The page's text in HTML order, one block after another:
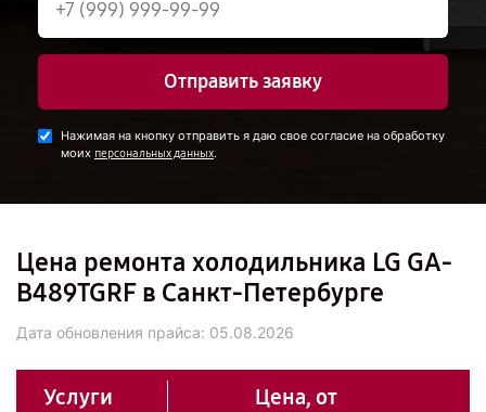
Отправить заявку
Нажимая на кнопку отправить я даю свое согласие на обработку
моих персональных данных.
Цена ремонта холодильника LG GA-
B489TGRF в Санкт-Петербурге
Дата обновления прайса: 05.08.2026
Услуги Цена, от